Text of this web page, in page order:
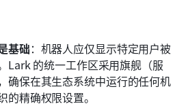
基础：机器人应仅显示特定用户被
Lark 的统一工作区采用旗舰（服
确保在其生态系统中运行的任何机
的精确权限设置。